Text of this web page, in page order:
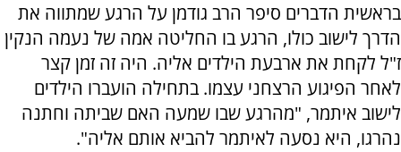
בראשית הדברים סיפר הרב גודמן על הרגע שמתווה את
הדרך לישוב כולו, הרגע בו החליטה אמה של נעמה הנקין
ז"ל לקחת את ארבעת הילדים אליה. היה זה זמן קצר
לאחר הפיגוע הרצחני עצמו. בתחילה הועברו הילדים
לישוב איתמר, "מהרגע שבו שמעה האם שביתה וחתנה
נהרגו, היא נסעה לאיתמר להביא אותם אליה".